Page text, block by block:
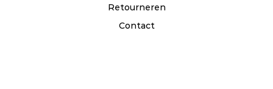
Retourneren
Contact